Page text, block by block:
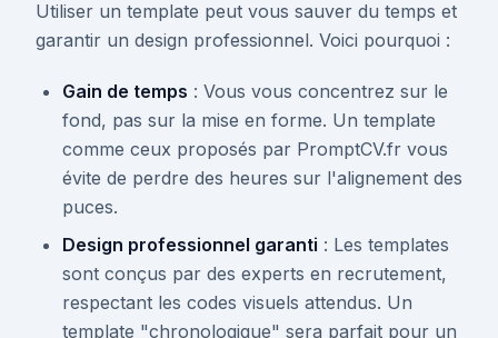
Utiliser un template peut vous sauver du temps et
garantir un design professionnel. Voici pourquoi :
Gain de temps : Vous vous concentrez sur le
fond, pas sur la mise en forme. Un template
comme ceux proposés par PromptCV.fr vous
évite de perdre des heures sur l'alignement des
puces.
Design professionnel garanti : Les templates
sont conçus par des experts en recrutement,
respectant les codes visuels attendus. Un
template "chronologique" sera parfait pour un